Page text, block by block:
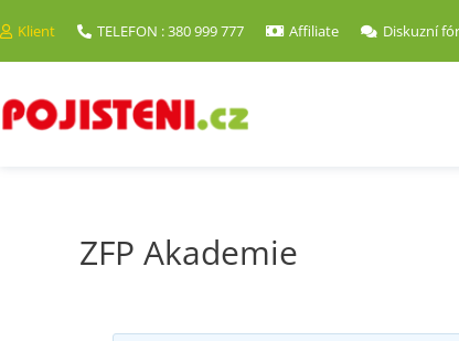
Klient TELEFON : 380 999 777 Affiliate Diskuzní
ZFP Akademie